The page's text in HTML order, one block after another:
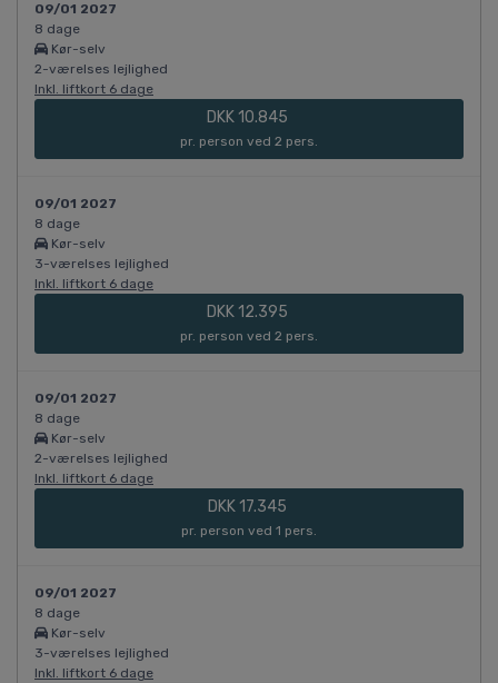
09/01 2027
8 dage
Kør-selv
2-værelses lejlighed
Inkl. liftkort 6 dage
DKK 10.845
pr. person ved 2 pers.
09/01 2027
8 dage
Kør-selv
3-værelses lejlighed
Inkl. liftkort 6 dage
DKK 12.395
pr. person ved 2 pers.
09/01 2027
8 dage
Kør-selv
2-værelses lejlighed
Inkl. liftkort 6 dage
DKK 17.345
pr. person ved 1 pers.
09/01 2027
8 dage
Kør-selv
3-værelses lejlighed
Inkl. liftkort 6 dage